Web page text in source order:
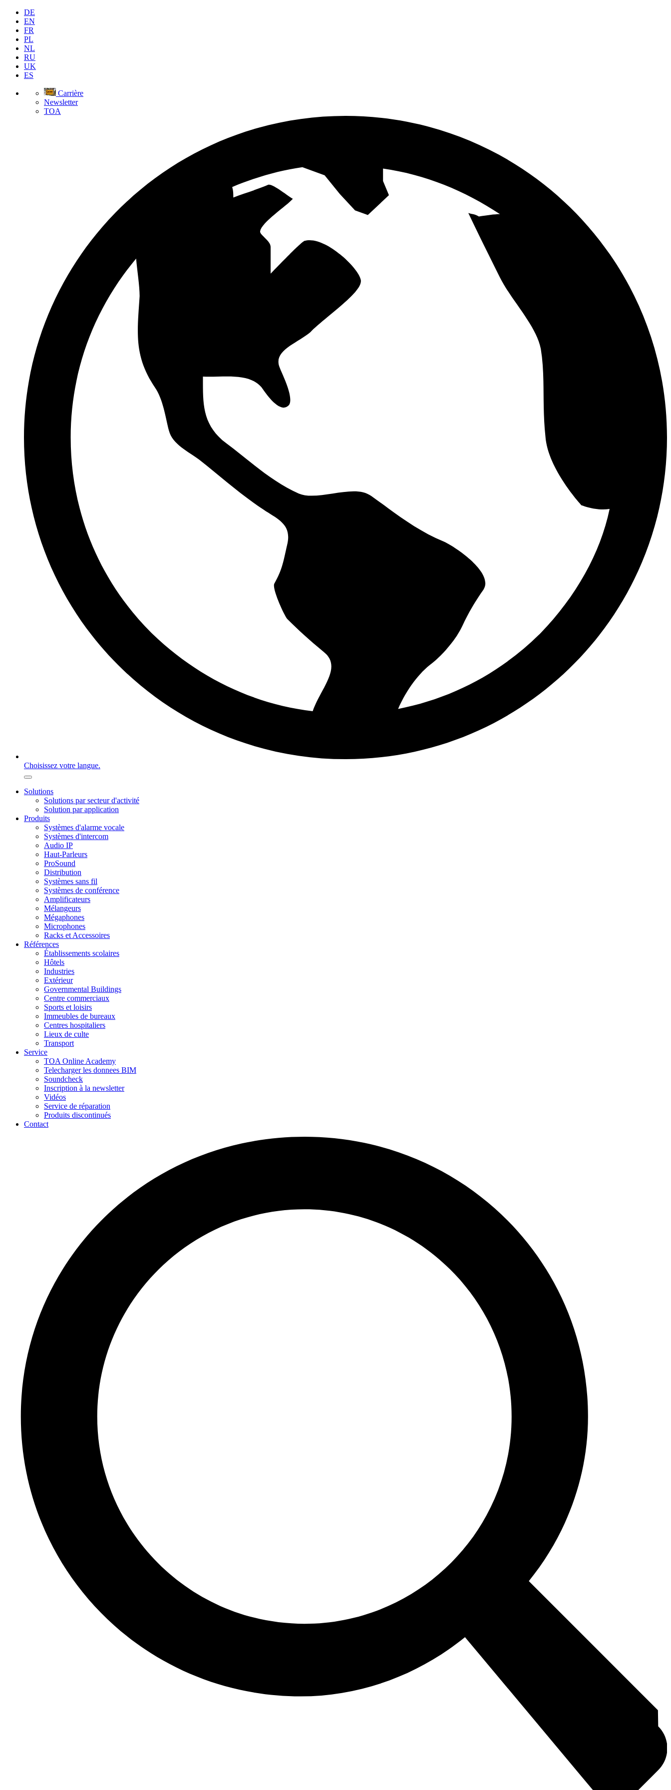
DE
EN
FR
PL
NL
RU
UK
ES
Carrière
Newsletter
TOA
Choisissez votre langue.
Solutions
Solutions par secteur d'activité
Solution par application
Produits
Systèmes d'alarme vocale
Systèmes d'intercom
Audio IP
Haut-Parleurs
ProSound
Distribution
Systèmes sans fil
Systèmes de conférence
Amplificateurs
Mélangeurs
Mégaphones
Microphones
Racks et Accessoires
Références
Établissements scolaires
Hôtels
Industries
Extérieur
Governmental Buildings
Centre commerciaux
Sports et loisirs
Immeubles de bureaux
Centres hospitaliers
Lieux de culte
Transport
Service
TOA Online Academy
Telecharger les donnees BIM
Soundcheck
Inscription à la newsletter
Vidéos
Service de réparation
Produits discontinués
Contact